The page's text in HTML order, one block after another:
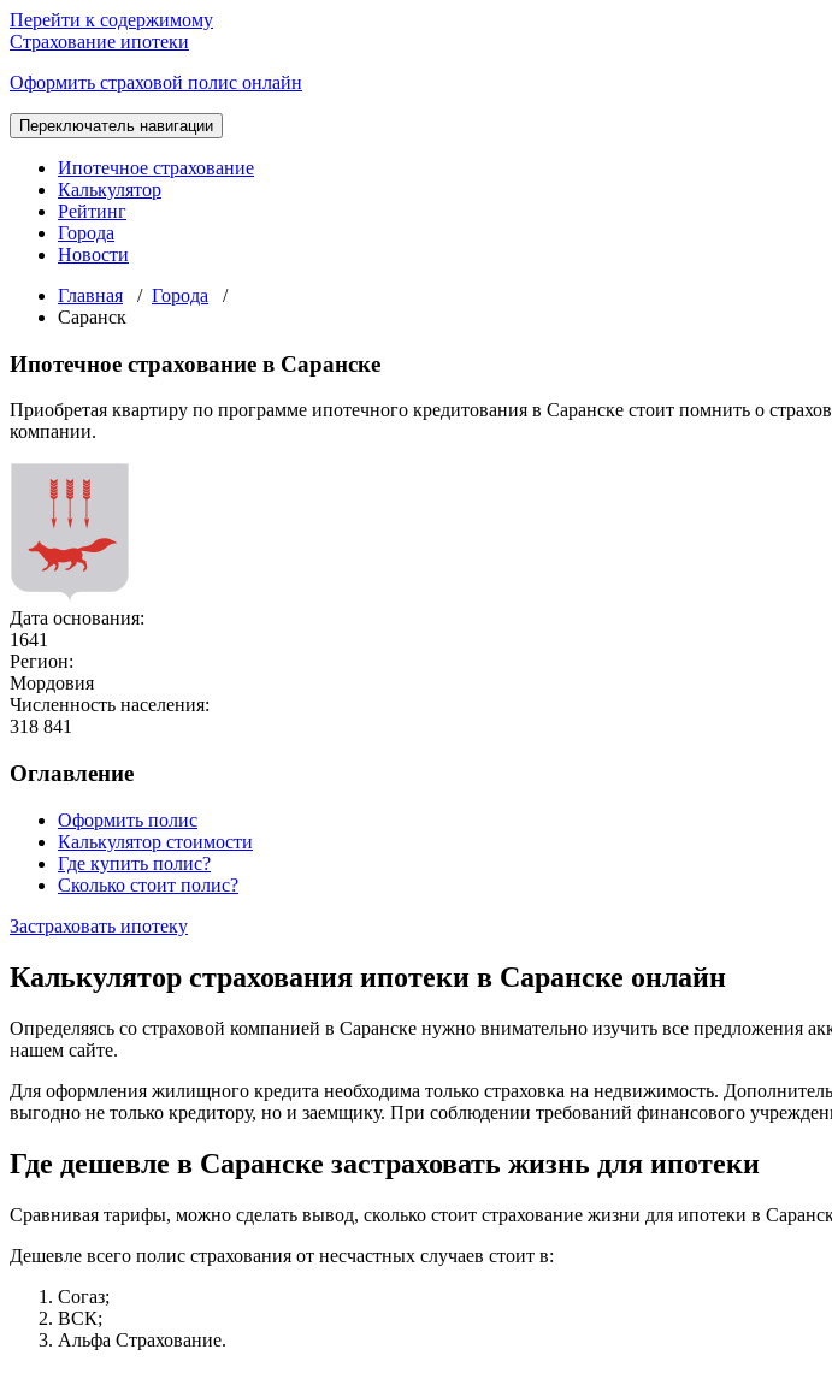
Перейти к содержимому
Страхование ипотеки
Оформить страховой полис онлайн
Переключатель навигации
Ипотечное страхование
Калькулятор
Рейтинг
Города
Новости
Главная / Города /
Саранск
Ипотечное страхование в Саранске
Приобретая квартиру по программе ипотечного кредитования в Саранске стоит помнить о
компании.
Дата основания:
1641
Регион:
Мордовия
Численность населения:
318 841
Оглавление
Оформить полис
Калькулятор стоимости
Где купить полис?
Сколько стоит полис?
Застраховать ипотеку
Калькулятор страхования ипотеки в Саранске онлайн
Определяясь со страховой компанией в Саранске нужно внимательно изучить все предложения
нашем сайте.
Для оформления жилищного кредита необходима только страховка на недвижимость.
выгодно не только кредитору, но и заемщику. При соблюдении требований финансового
Где дешевле в Саранске застраховать жизнь для ипотеки
Сравнивая тарифы, можно сделать вывод, сколько стоит страхование жизни для ипотеки в
Дешевле всего полис страхования от несчастных случаев стоит в:
Согаз;
ВСК;
Альфа Страхование.